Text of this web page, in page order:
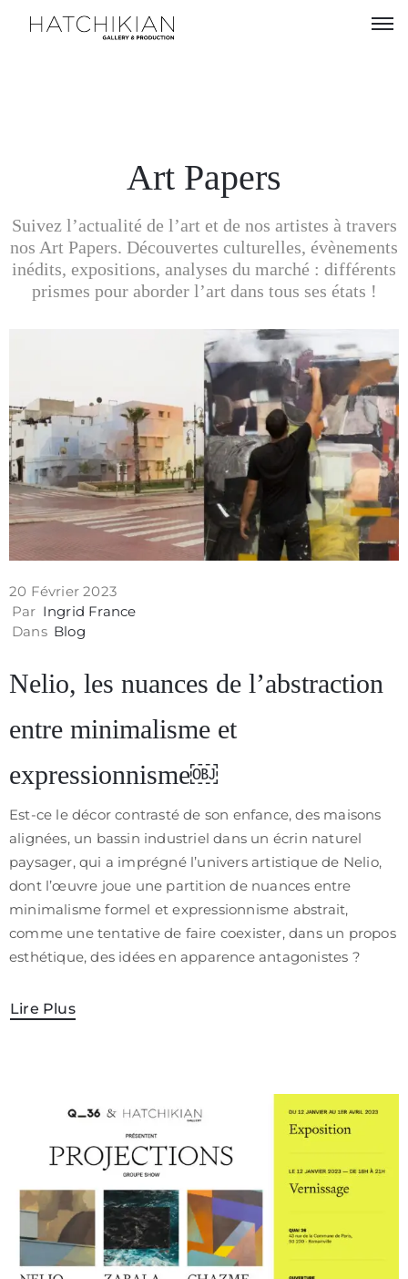
Visitez
notre
Art
Magazine
Contact
de
Art Papers
Suivez l’actualité de l’art et de nos artistes à travers
nos Art Papers. Découvertes culturelles, évènements
inédits, expositions, analyses du marché : différents
prismes pour aborder l’art dans tous ses états !
20 Février 2023
Par Ingrid France
Dans Blog
Nelio, les nuances de l’abstraction
entre minimalisme et
expressionnisme￼
Est-ce le décor contrasté de son enfance, des maisons
alignées, un bassin industriel dans un écrin naturel
paysager, qui a imprégné l’univers artistique de Nelio,
dont l’œuvre joue une partition de nuances entre
minimalisme formel et expressionnisme abstrait,
comme une tentative de faire coexister, dans un propos
esthétique, des idées en apparence antagonistes ?
Lire Plus